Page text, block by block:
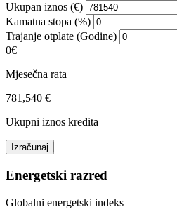
Ukupan iznos (€)
Kamatna stopa (%)
Trajanje otplate (Godine)
0€
Mjesečna rata
781,540 €
Ukupni iznos kredita
Izračunaj
Energetski razred
Globalni energetski indeks